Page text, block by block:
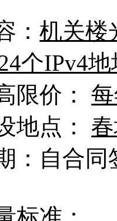
：机关楼
个IPv4
限价：
地点：
：自合